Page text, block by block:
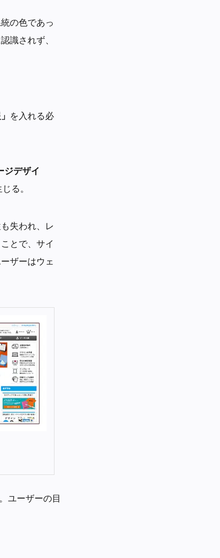
の色であっ
識されず、
を入れる必
ジデザイ
る。
失われ、レ
とで、サイ
ザーはウェ
ユーザーの目